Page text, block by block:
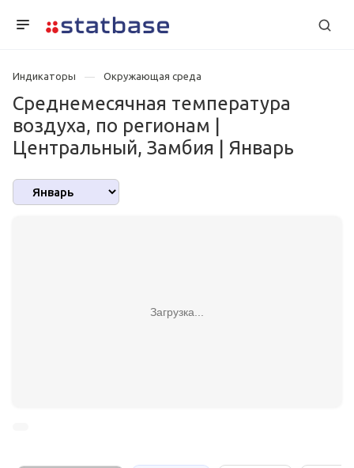
Индикаторы Окружающая среда
Среднемесячная температура
воздуха, по регионам |
Центральный, Замбия | Январь
Загрузка...